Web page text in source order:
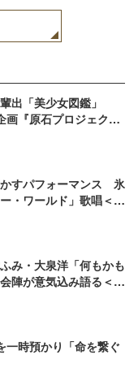
出「美少女図鑑」
画『原石プロジェク
すパフォーマンス 氷
・ワールド」歌唱＜紅
み・大泉洋「何もかも
陣が意気込み語る＜紅
一時預かり「命を繋ぐ